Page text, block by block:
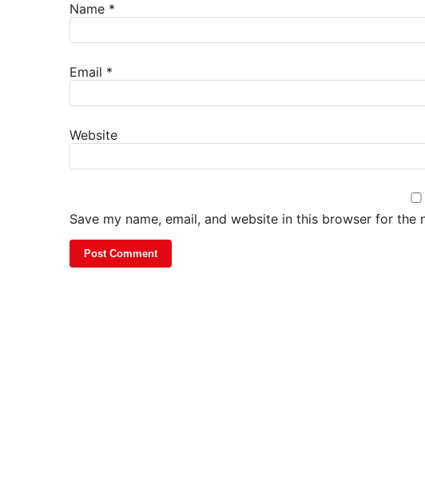
Name *
Email *
Website
Save my name, email, and website in this browser for the